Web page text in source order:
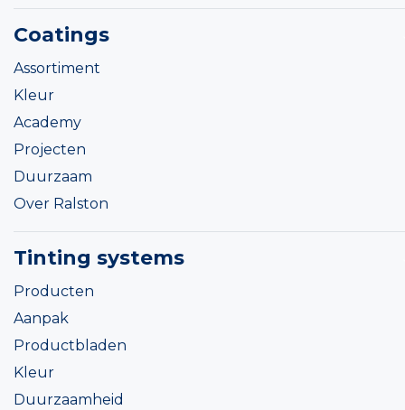
Coatings
Assortiment
Kleur
Academy
Projecten
Duurzaam
Over Ralston
Tinting systems
Producten
Aanpak
Productbladen
Kleur
Duurzaamheid